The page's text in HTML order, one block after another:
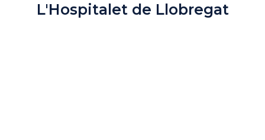
L'Hospitalet de Llobregat